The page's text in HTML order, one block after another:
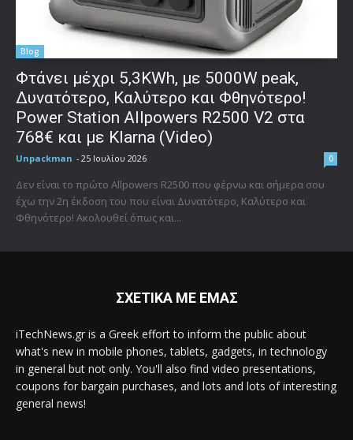
Blog
Φτάνει μέχρι 5,3KWh, με 5000W peak,
Δυνατότερο, Καλύτερο και Φθηνότερο!
Power Station Allpowers R2500 V2 στα
768€ και με Klarna (Video)
Unpackman - 25 Ιουλίου 2026 0
Δεν είναι το πρώτο Allpowers R2500 που φέρνω και σήμερα σου
έχω την 2η έκδοση του που είναι Δυνατότερο, Καλύτερο και
Φθηνότερο! Ακολουθεί όπως και...
ΣΧΕΤΙΚΑ ΜΕ ΕΜΑΣ
iTechNews.gr is a Greek effort to inform the public about
what's new in mobile phones, tablets, gadgets, in technology
in general but not only. You'll also find video presentations,
coupons for bargain purchases, and lots and lots of interesting
general news!